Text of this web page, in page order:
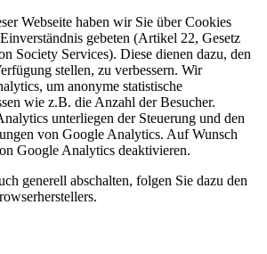
Webseite haben wir Sie über Cookies
gebeten (Artikel 22, Gesetz
Society Services). Diese dienen dazu, den
stellen, zu verbessern. Wir
um anonyme statistische
wie z.B. die Anzahl der Besucher.
unterliegen der Steuerung und den
von Google Analytics. Auf Wunsch
Google Analytics deaktivieren.
generell abschalten, folgen Sie dazu den